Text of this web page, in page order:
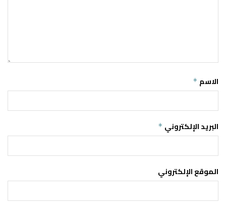
الاسم *
البريد الإلكتروني *
الموقع الإلكتروني